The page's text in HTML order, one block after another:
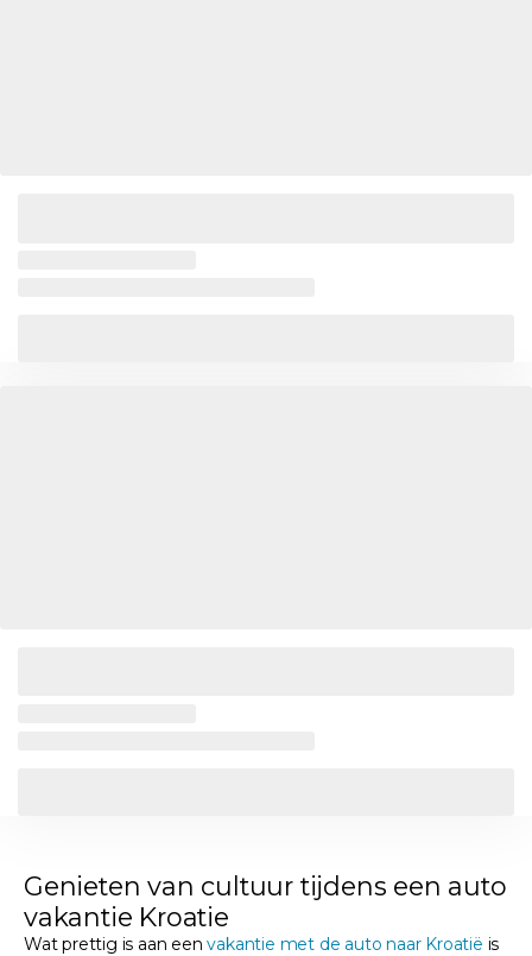
Genieten van cultuur tijdens een auto
vakantie Kroatie
Wat prettig is aan eenvakantie met de auto naar Kroatië is